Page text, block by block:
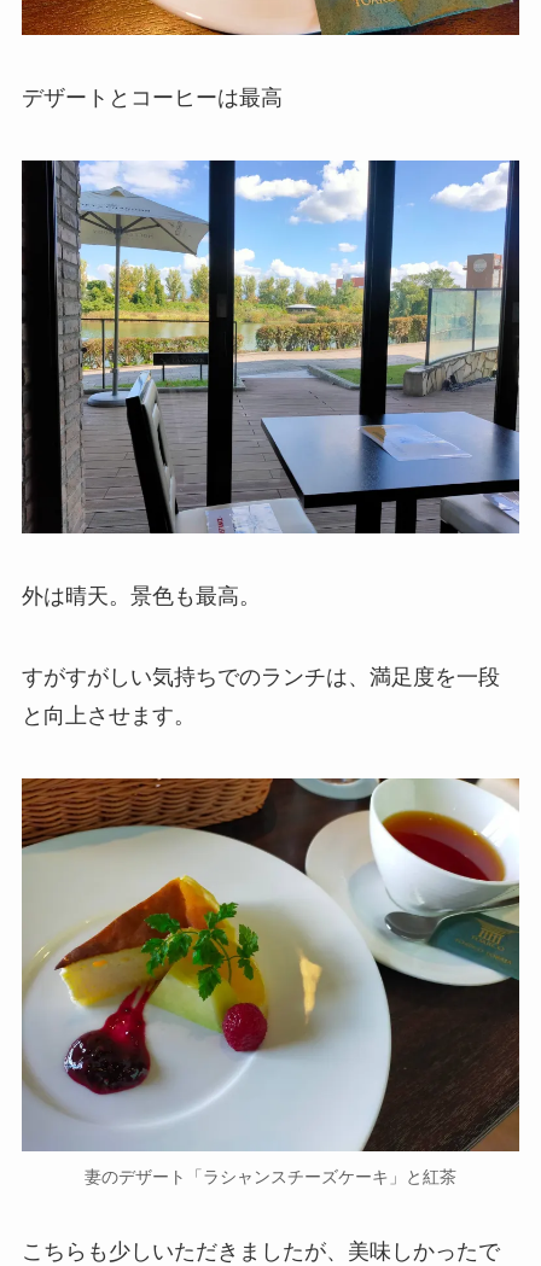
デザートとコーヒーは最高
外は晴天。景色も最高。
すがすがしい気持ちでのランチは、満足度を一段
と向上させます。
妻のデザート「ラシャンスチーズケーキ」と紅茶
こちらも少しいただきましたが、美味しかったで